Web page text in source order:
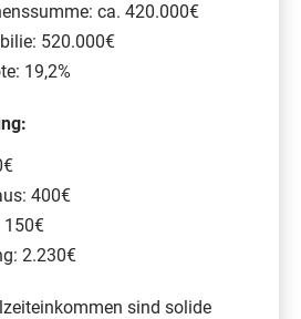
ca. 420.000€
520.000€
19,2%
400€
150€
2.230€
sind solide